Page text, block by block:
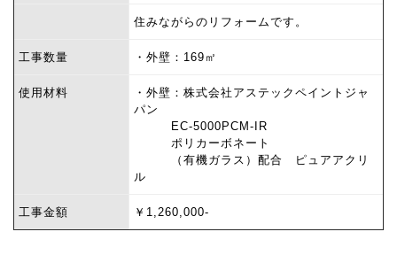
住みながらのリフォームです。
工事数量 ・外壁：169㎡
使用材料
・外壁：株式会社アステックペイントジャ
パン
EC-5000PCM-IR
ポリカーボネート
（有機ガラス）配合 ピュアアクリ
ル
工事金額 ￥1,260,000-